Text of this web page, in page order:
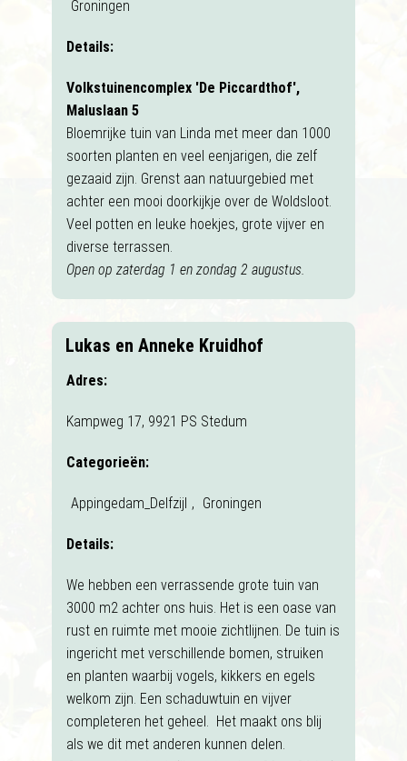
Groningen
Details:
Volkstuinencomplex 'De Piccardthof',
Maluslaan 5
Bloemrijke tuin van Linda met meer dan 1000
soorten planten en veel eenjarigen, die zelf
gezaaid zijn. Grenst aan natuurgebied met
achter een mooi doorkijkje over de Woldsloot.
Veel potten en leuke hoekjes, grote vijver en
diverse terrassen.
Open op zaterdag 1 en zondag 2 augustus.
Lukas en Anneke Kruidhof
Adres:
Kampweg 17, 9921 PS Stedum
Categorieën:
Appingedam_Delfzijl , Groningen
Details:
We hebben een verrassende grote tuin van
3000 m2 achter ons huis. Het is een oase van
rust en ruimte met mooie zichtlijnen. De tuin is
ingericht met verschillende bomen, struiken
en planten waarbij vogels, kikkers en egels
welkom zijn. Een schaduwtuin en vijver
completeren het geheel. Het maakt ons blij
als we dit met anderen kunnen delen.